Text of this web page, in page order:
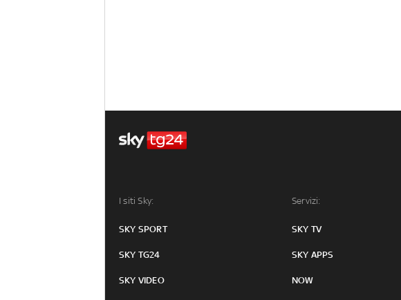
I siti Sky:
SKY SPORT
SKY TG24
SKY VIDEO
Servizi:
SKY TV
SKY APPS
NOW